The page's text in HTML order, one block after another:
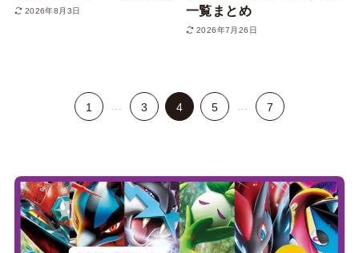
2026年8月3日
一覧まとめ
2026年7月26日
1 ... 3 4 5 ... 7